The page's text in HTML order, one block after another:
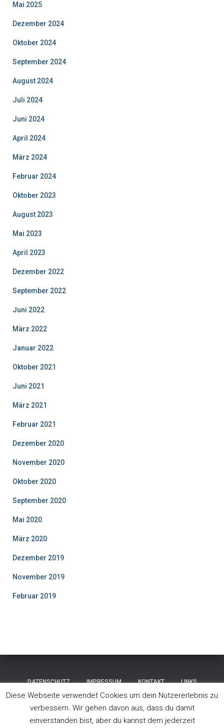
Mai 2025
Dezember 2024
Oktober 2024
September 2024
August 2024
Juli 2024
Juni 2024
April 2024
März 2024
Februar 2024
Oktober 2023
August 2023
Mai 2023
April 2023
Dezember 2022
September 2022
Juni 2022
März 2022
Januar 2022
Oktober 2021
Juni 2021
März 2021
Februar 2021
Dezember 2020
November 2020
Oktober 2020
September 2020
Mai 2020
März 2020
Dezember 2019
November 2019
Februar 2019
DATENSCHUTZ IMPRESSUM KONTAKT LINKS
STARTSEITE ÜBER UNS WETTKAMPF
Diese Webseite verwendet Cookies um dein Nutzererlebnis zu
verbessern. Wir gehen davon aus, dass du damit
einverstanden bist, aber du kannst dem jederzeit